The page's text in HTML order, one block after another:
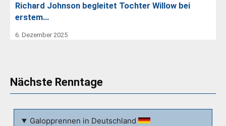
Richard Johnson begleitet Tochter Willow bei
erstem…
6. Dezember 2025
Nächste Renntage
Galopprennen in Deutschland